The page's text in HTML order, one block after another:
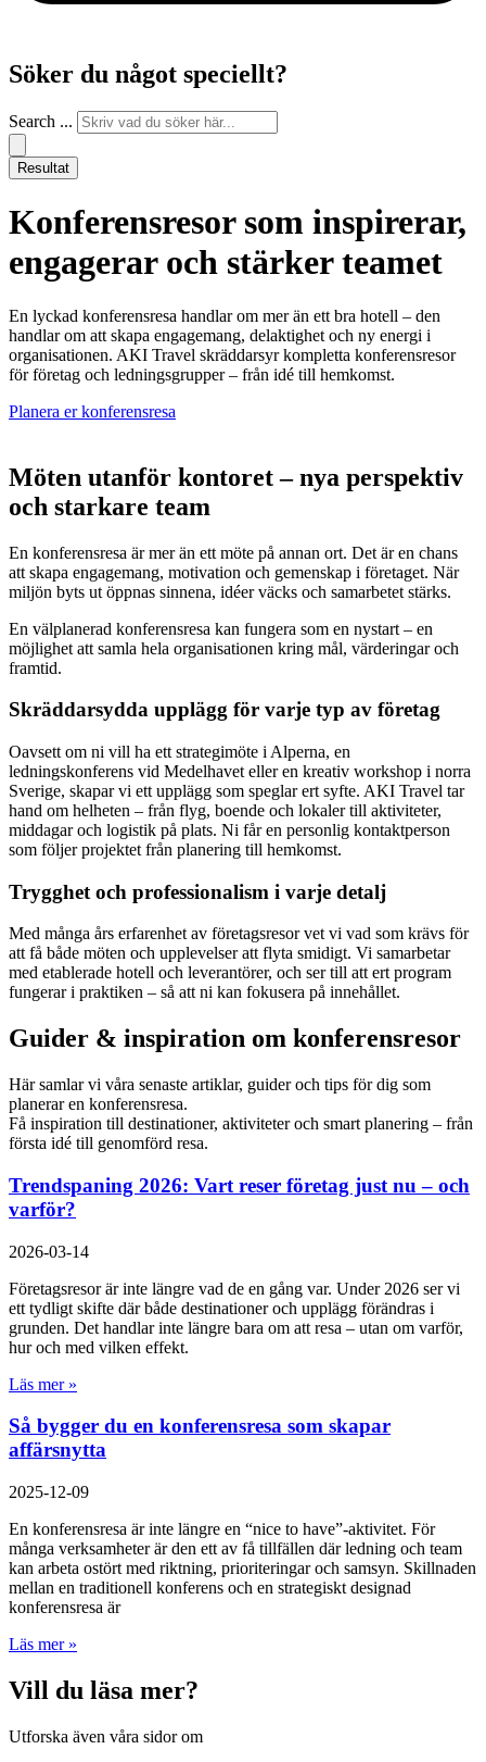
Söker du något speciellt?
Search ...
Resultat
Konferensresor som inspirerar,
engagerar och stärker teamet
En lyckad konferensresa handlar om mer än ett bra hotell – den
handlar om att skapa engagemang, delaktighet och ny energi i
organisationen. AKI Travel skräddarsyr kompletta konferensresor
för företag och ledningsgrupper – från idé till hemkomst.
Planera er konferensresa
Möten utanför kontoret – nya perspektiv
och starkare team
En konferensresa är mer än ett möte på annan ort. Det är en chans
att skapa engagemang, motivation och gemenskap i företaget. När
miljön byts ut öppnas sinnena, idéer väcks och samarbetet stärks.
En välplanerad konferensresa kan fungera som en nystart – en
möjlighet att samla hela organisationen kring mål, värderingar och
framtid.
Skräddarsydda upplägg för varje typ av företag
Oavsett om ni vill ha ett strategimöte i Alperna, en
ledningskonferens vid Medelhavet eller en kreativ workshop i norra
Sverige, skapar vi ett upplägg som speglar ert syfte. AKI Travel tar
hand om helheten – från flyg, boende och lokaler till aktiviteter,
middagar och logistik på plats. Ni får en personlig kontaktperson
som följer projektet från planering till hemkomst.
Trygghet och professionalism i varje detalj
Med många års erfarenhet av företagsresor vet vi vad som krävs för
att få både möten och upplevelser att flyta smidigt. Vi samarbetar
med etablerade hotell och leverantörer, och ser till att ert program
fungerar i praktiken – så att ni kan fokusera på innehållet.
Guider & inspiration om konferensresor
Här samlar vi våra senaste artiklar, guider och tips för dig som
planerar en konferensresa.
Få inspiration till destinationer, aktiviteter och smart planering – från
första idé till genomförd resa.
Trendspaning 2026: Vart reser företag just nu – och
varför?
2026-03-14
Företagsresor är inte längre vad de en gång var. Under 2026 ser vi
ett tydligt skifte där både destinationer och upplägg förändras i
grunden. Det handlar inte längre bara om att resa – utan om varför,
hur och med vilken effekt.
Läs mer »
Så bygger du en konferensresa som skapar
affärsnytta
2025-12-09
En konferensresa är inte längre en “nice to have”-aktivitet. För
många verksamheter är den ett av få tillfällen där ledning och team
kan arbeta ostört med riktning, prioriteringar och samsyn. Skillnaden
mellan en traditionell konferens och en strategiskt designad
konferensresa är
Läs mer »
Vill du läsa mer?
Utforska även våra sidor om